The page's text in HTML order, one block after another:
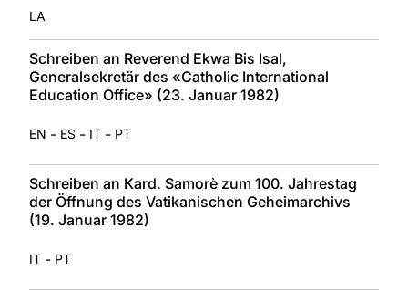
LA
Schreiben an Reverend Ekwa Bis Isal,
Generalsekretär des «Catholic International
Education Office» (23. Januar 1982)
EN - ES - IT - PT
Schreiben an Kard. Samorè zum 100. Jahrestag
der Öffnung des Vatikanischen Geheimarchivs
(19. Januar 1982)
IT - PT